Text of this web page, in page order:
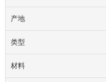
产地
类型
材料